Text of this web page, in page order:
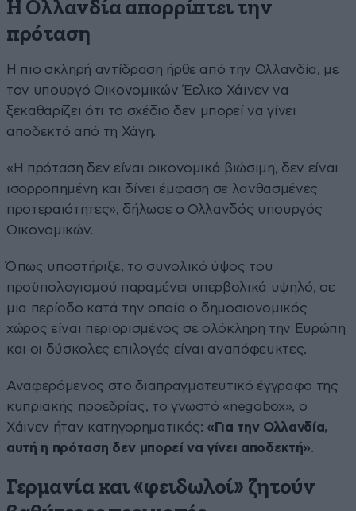
Η Ολλανδία απορρίπτει την
πρόταση
Η πιο σκληρή αντίδραση ήρθε από την Ολλανδία, με
τον υπουργό Οικονομικών Έελκο Χάινεν να
ξεκαθαρίζει ότι το σχέδιο δεν μπορεί να γίνει
αποδεκτό από τη Χάγη.
«Η πρόταση δεν είναι οικονομικά βιώσιμη, δεν είναι
ισορροπημένη και δίνει έμφαση σε λανθασμένες
προτεραιότητες», δήλωσε ο Ολλανδός υπουργός
Οικονομικών.
Όπως υποστήριξε, το συνολικό ύψος του
προϋπολογισμού παραμένει υπερβολικά υψηλό, σε
μια περίοδο κατά την οποία ο δημοσιονομικός
χώρος είναι περιορισμένος σε ολόκληρη την Ευρώπη
και οι δύσκολες επιλογές είναι αναπόφευκτες.
Αναφερόμενος στο διαπραγματευτικό έγγραφο της
κυπριακής προεδρίας, το γνωστό «negobox», ο
Χάινεν ήταν κατηγορηματικός: «Για την Ολλανδία,
αυτή η πρόταση δεν μπορεί να γίνει αποδεκτή».
Γερμανία και «φειδωλοί» ζητούν